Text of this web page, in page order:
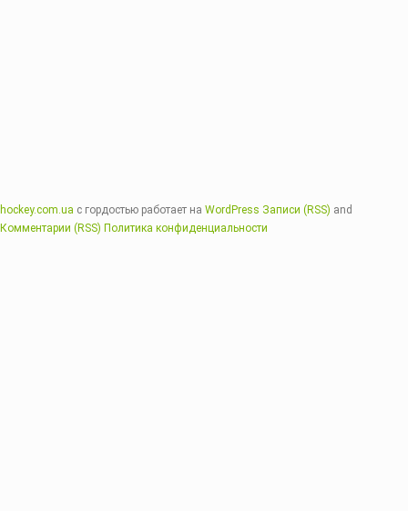
hockey.com.ua с гордостью работает на WordPress Записи (RSS) and
Комментарии (RSS) Политика конфиденциальности